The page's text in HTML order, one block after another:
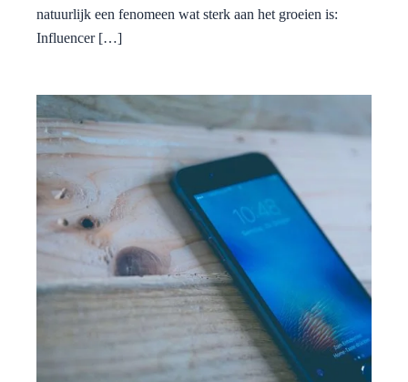
natuurlijk een fenomeen wat sterk aan het groeien is:
Influencer […]